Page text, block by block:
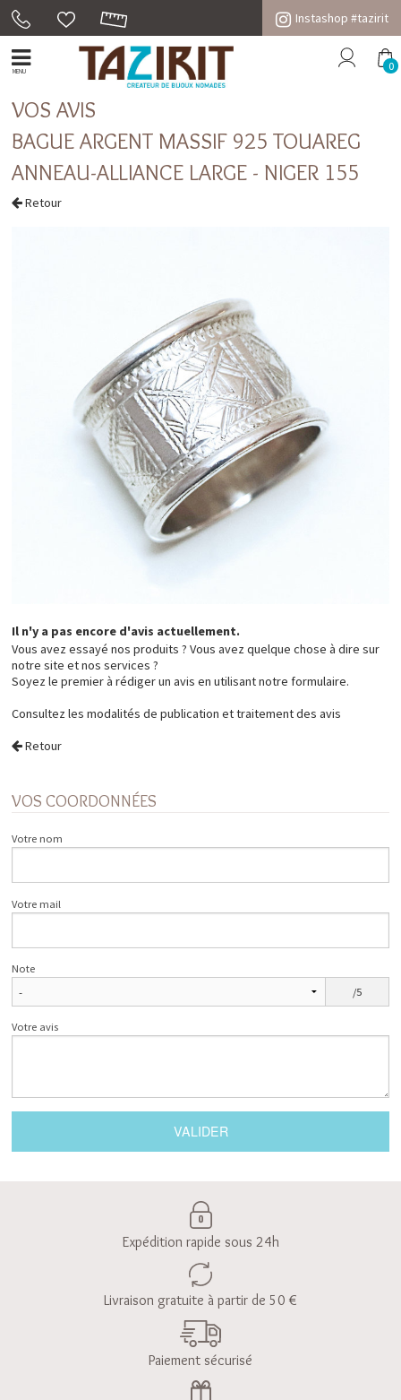
Instashop #tazirit
MENU 0
VOS AVIS
BAGUE ARGENT MASSIF 925 TOUAREG
ANNEAU-ALLIANCE LARGE - NIGER 155
Retour
Il n'y a pas encore d'avis actuellement.
Vous avez essayé nos produits ? Vous avez quelque chose à dire sur
notre site et nos services ?
Soyez le premier à rédiger un avis en utilisant notre formulaire.
Consultez lesmodalités de publication et traitement des avis
Retour
VOS COORDONNÉES
Votre nom
Votre mail
Note
/5
Votre avis
Expédition rapide sous 24h
Livraison gratuite à partir de 50 €
Paiement sécurisé